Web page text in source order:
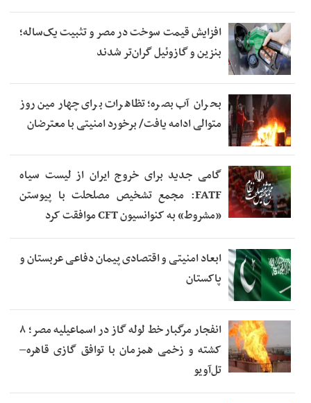
افزایش قیمت سوخت در مصر و تثبیت یک‌ساله؛
بنزین و گازوئیل گران‌تر شدند
بحران آب بصره؛ تظاهرات برای چهارمین روز
متوالی ادامه یافت/ برخورد امنیتی با معترضان
گامی جدید برای خروج ایران از لیست سیاه
FATF: مجمع تشخیص مصلحلت با پیوستن
«مشروط» به کنوانسیون CFT موافقت کرد
ابعاد امنیتی و اقتصادی پیمان دفاعی عربستان و
پاکستان
انفجار مرگبار خط لوله گاز در اسماعیلیه مصر؛ ۸
کشته و زخمی همزمان با توافق گازی قاهره–
تل‌آویو